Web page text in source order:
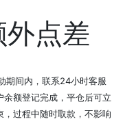
点差
期间内，联系24小时客服
额登记完成，平仓后可立
过程中随时取款，不影响